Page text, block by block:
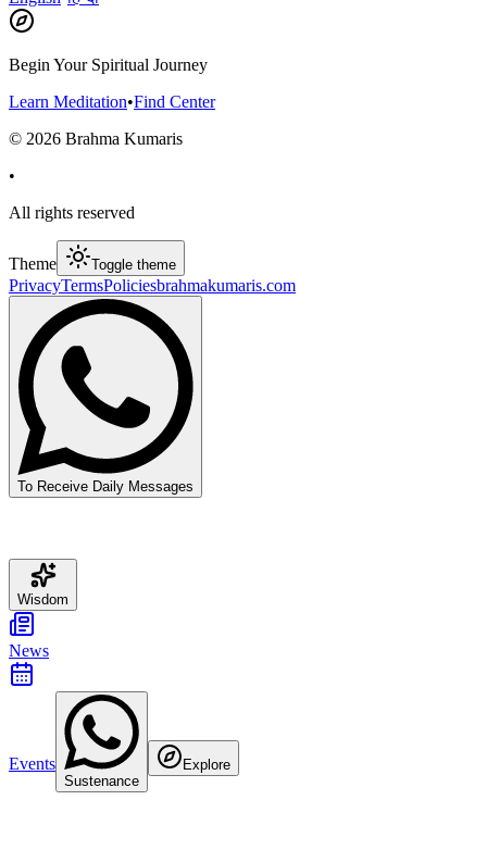
Begin Your Spiritual Journey
Learn Meditation•Find Center
© 2026 Brahma Kumaris
•
All rights reserved
Theme Toggle theme
PrivacyTermsPoliciesbrahmakumaris.com
To Receive Daily Messages
Wisdom
News
Events
Sustenance
Explore